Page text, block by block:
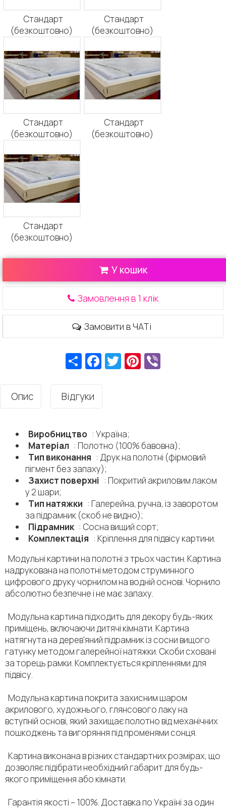
Стандарт
(безкоштовно)
Стандарт
(безкоштовно)
Стандарт
(безкоштовно)
Стандарт
(безкоштовно)
Стандарт
(безкоштовно)
У кошик
Замовлення в 1 клік
Замовити в ЧАТі
РесурсFacebook
TwitterPinterest
Опис Відгуки
Виробництво : Україна;
Матеріал : Полотно (100% бавовна);
Тип виконання : Друк на полотні (фірмовий
пігмент без запаху);
Захист поверхні : Покритий акриловим лаком
у 2 шари;
Тип натяжки : Галерейна, ручна, із заворотом
за підрамник (скоб не видно);
Підрамник : Сосна вищий сорт;
Комплектація : Кріплення для підвісу картини.
Модульні картини на полотні з трьох частин. Картина
надрукована на полотні методом струминного
цифрового друку чорнилом на водній основі. Чорнило
абсолютно безпечне і не має запаху.
Модульна картина підходить для декору будь-яких
приміщень, включаючи дитячі кімнати. Картина
натягнута на дерев'яний підрамник із сосни вищого
гатунку методом галерейної натяжки. Скоби сховані
за торець рамки. Комплектується кріпленнями для
підвісу.
Модульна картина покрита захисним шаром
акрилового, художнього, глянсового лаку на
вступній основі, який захищає полотно від механічних
пошкоджень та вигоряння під променями сонця.
Картина виконана в різних стандартних розмірах, що
дозволяє підібрати необхідний габарит для будь-
якого приміщення або кімнати.
Гарантія якості – 100%. Доставка по Україні за один